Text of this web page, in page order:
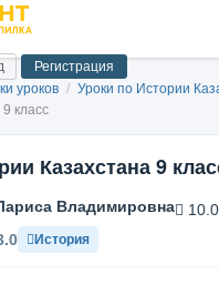
Регистрация
уроков / Уроки по Истории
класс
Казахстана 9
Владимировна
История